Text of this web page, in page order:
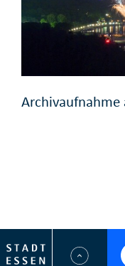
Archivaufnahme